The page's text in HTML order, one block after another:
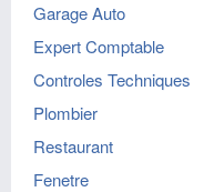
Garage Auto
Expert Comptable
Controles Techniques
Plombier
Restaurant
Fenetre